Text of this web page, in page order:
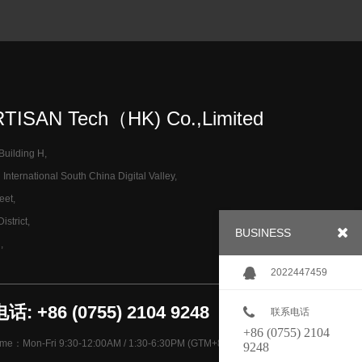
Tech（HK) Co.,Limited
H,
International South China Digital Valley,
话: +86 (0755) 2104 9248
：Mon-Fri 9:30-12:00AM / 1:30-6:30PM (GTM+8)
BUSINESS
2022447459
联系电话
+86 (0755) 2104
9248